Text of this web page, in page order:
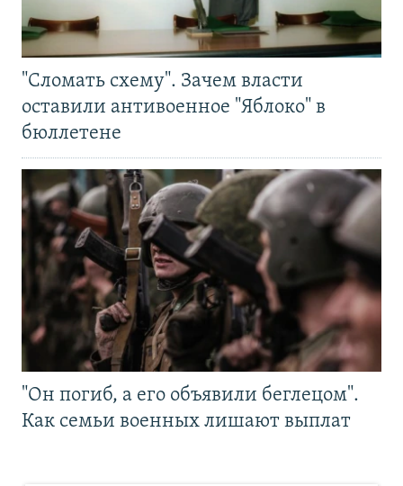
"Сломать схему". Зачем власти
оставили антивоенное "Яблоко" в
бюллетене
"Он погиб, а его объявили беглецом".
Как семьи военных лишают выплат